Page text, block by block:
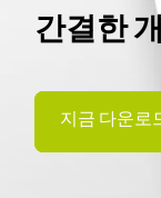
간결한
지금 다운로